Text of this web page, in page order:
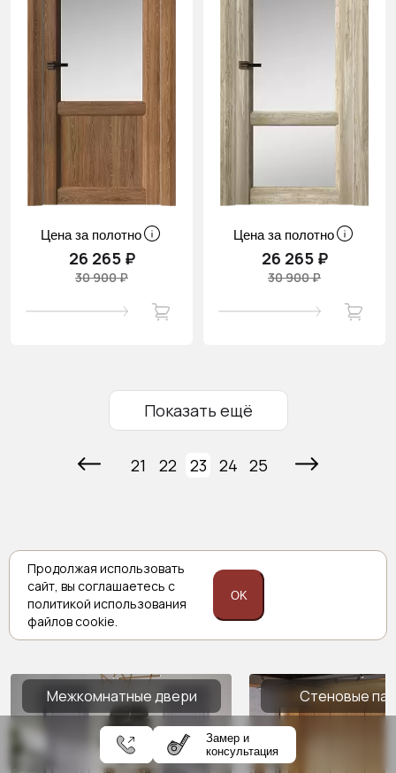
Цена за полотно
26 265 ₽
30 900 ₽
Цена за полотно
26 265 ₽
30 900 ₽
Показать ещё
21 22 23 24 25
Комплексные решения
Porta prima
Межкомнатные двери Стеновые
Замер и
консультация
Продолжая использовать
сайт, вы соглашаетесь с
политикой использования
файлов cookie.
OK